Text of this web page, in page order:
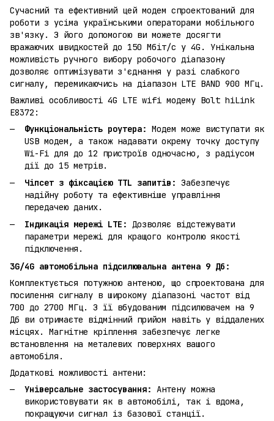
Сучасний та ефективний цей модем спроектований для
роботи з усіма українськими операторами мобільного
зв'язку. З його допомогою ви можете досягти
вражаючих швидкостей до 150 Мбіт/с у 4G. Унікальна
можливість ручного вибору робочого діапазону
дозволяє оптимізувати з'єднання у разі слабкого
сигналу, перемикаючись на діапазон LTE BAND 900 МГц.
Важливі особливості 4G LTE wifi модему Bolt hiLink
E8372:
Функціональність роутера: Модем може виступати як
USB модем, а також надавати окрему точку доступу
Wi-Fi для до 12 пристроїв одночасно, з радіусом
дії до 15 метрів.
Чіпсет з фіксацією TTL запитів: Забезпечує
надійну роботу та ефективніше управління
передачею даних.
Індикація мережі LTE: Дозволяє відстежувати
параметри мережі для кращого контролю якості
підключення.
3G/4G автомобільна підсилювальна антена 9 Дб:
Комплектується потужною антеною, що спроектована для
посилення сигналу в широкому діапазоні частот від
700 до 2700 МГц. З її вбудованим підсилювачем на 9
Дб ви отримаєте відмінний прийом навіть у віддалених
місцях. Магнітне кріплення забезпечує легке
встановлення на металевих поверхнях вашого
автомобіля.
Додаткові можливості антени:
Універсальне застосування: Антену можна
використовувати як в автомобілі, так і вдома,
покращуючи сигнал із базової станції.